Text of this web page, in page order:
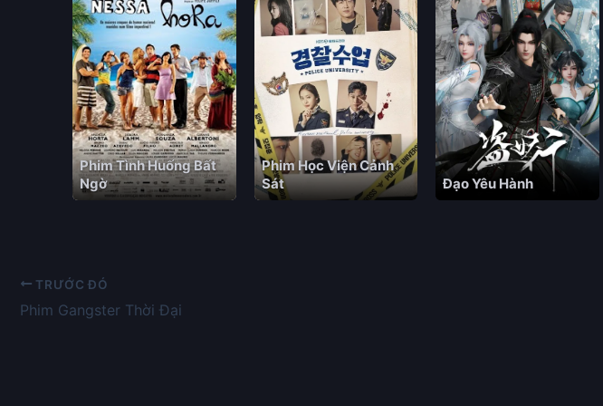
Phim Tình Huống Bất
Ngờ
Phim Học Viện Cảnh
Sát
Đạo Yêu Hành
TRƯỚC ĐÓ
Phim Gangster Thời Đại